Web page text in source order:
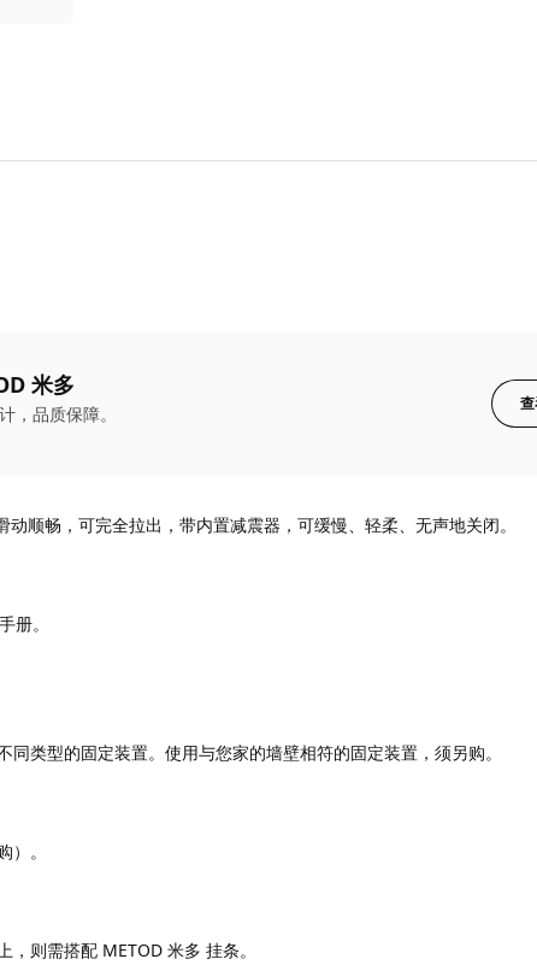
米多
，品质保障。
动顺畅，可完全拉出，带内置减震器，可缓慢、轻柔、无声地关闭。
册。
同类型的固定装置。使用与您家的墙壁相符的固定装置，须另购。
。
则需搭配 METOD 米多 挂条。